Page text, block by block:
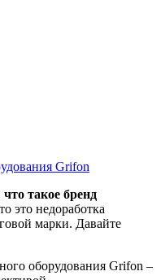
Grifon
что такое бренд
это недоработка
марки. Давайте
оборудования Grifon –